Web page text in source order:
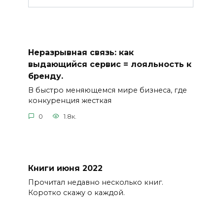
Неразрывная связь: как
выдающийся сервис = лояльность к
бренду.
В быстро меняющемся мире бизнеса, где
конкуренция жесткая
0 1.8к.
Книги июня 2022
Прочитал недавно несколько книг.
Коротко скажу о каждой.